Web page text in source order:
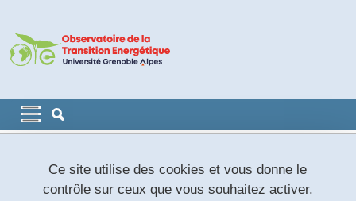
Navigation principale
Navigation principale mobile
Fil d'Ariane
Résultats
Crise énergétique de 2022-2023
Revue de presse
Électricité : le risque de coupure sera faible cet hiver selon le
Ce site utilise des cookies et vous donne le
contrôle sur ceux que vous souhaitez activer.